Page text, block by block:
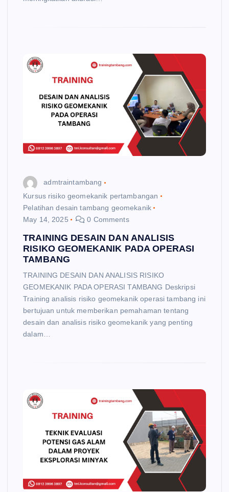
admtraintambang
Kursus risiko geomekanik pertambangan
Pelatihan desain tambang geomekanik
May 14, 2025
0 Comments
TRAINING DESAIN DAN ANALISIS
RISIKO GEOMEKANIK PADA OPERASI
TAMBANG
TRAINING DESAIN DAN ANALISIS RISIKO
GEOMEKANIK PADA OPERASI TAMBANG Deskripsi
Training analisis risiko geomekanik operasi tambang ini
bertujuan untuk memberikan pemahaman tentang
desain dan analisis risiko geomekanik yang penting
dalam…